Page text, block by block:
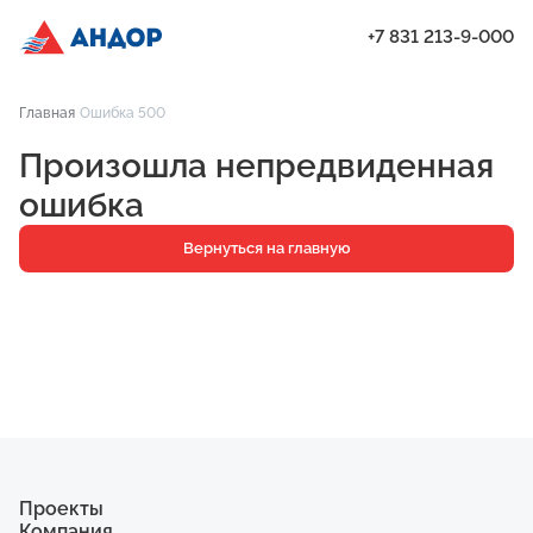
Проекты
Квартиры
Паркинг
Кладовые
+7 831 213-9-000
Главная Ошибка 500
Произошла непредвиденная
ошибка
Вернуться на главную
Проекты